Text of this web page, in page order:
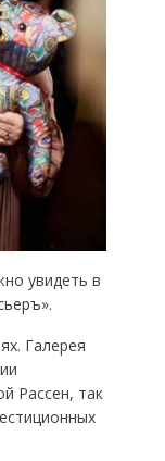
увидеть в
Галерея
Рассен, так